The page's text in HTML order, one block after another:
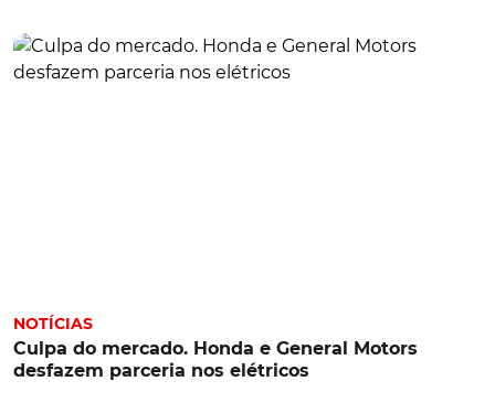
NOTÍCIAS
Culpa do mercado. Honda e General Motors
desfazem parceria nos elétricos